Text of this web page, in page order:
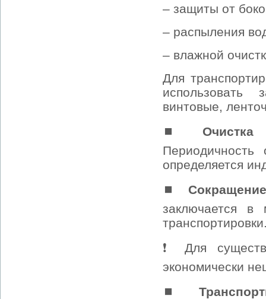
– защиты от
– распыления
– влажной
Для
использовать
винтовые,
⏹
Периодичность
определяется
⏹
заключается в
❗ Для
экономически
⏹